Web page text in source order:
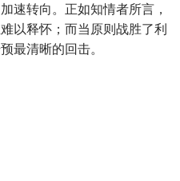
速转向。正如知情者所言，
以释怀；而当原则战胜了利
最清晰的回击。